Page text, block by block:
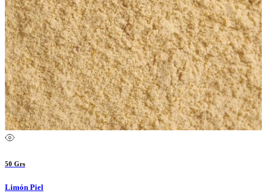
50 Grs
Limón Piel